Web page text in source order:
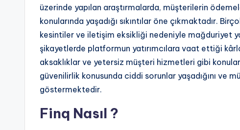
üzerinde yapılan araştırmalarda, müşterilerin
konularında yaşadığı sıkıntılar öne çıkmaktadır.
kesintiler ve iletişim eksikliği nedeniyle mağduriyet
şikayetlerde platformun yatırımcılara vaat ettiği
aksaklıklar ve yetersiz müşteri hizmetleri gibi
güvenilirlik konusunda ciddi sorunlar yaşadığını ve
göstermektedir.
Finq Nasıl ?